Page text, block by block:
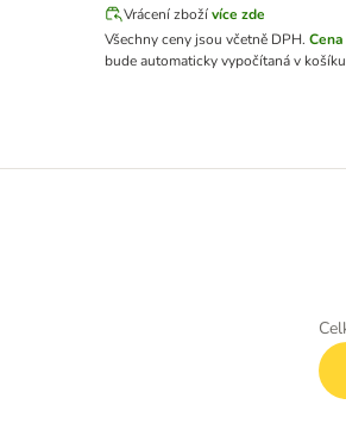
Vrácení zbožívíce zde
Všechny ceny jsou včetně DPH.
bude automaticky vypočítaná v